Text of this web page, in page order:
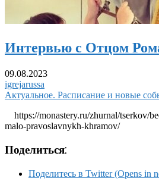
Интервью с Отцом
09.08.2023
igrejarussa
Актуальное. Расписание и новые
https://monastery.ru/zhurnal/tserkov/
malo-pravoslavnykh-khramov/
Поделиться:
Поделитесь в Twitter (Opens in